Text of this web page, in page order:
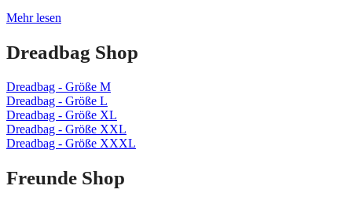
Mehr lesen
–
Sativa
Indica
und
darüber
hinaus
Dreadbag Shop
Dreadbag - Größe M
Dreadbag - Größe L
Dreadbag - Größe XL
Dreadbag - Größe XXL
Dreadbag - Größe XXXL
Freunde Shop